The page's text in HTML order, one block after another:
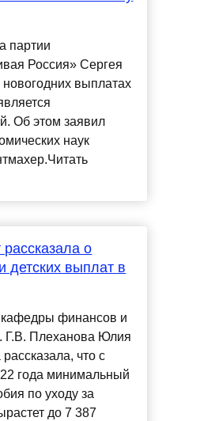
партии
Россия» Сергея
выплатах
Об этом заявил
наук
о
детских выплат в
финансов и
Г.В. Плеханова Юлия
что с
года минимальный
по уходу за
до 7 387